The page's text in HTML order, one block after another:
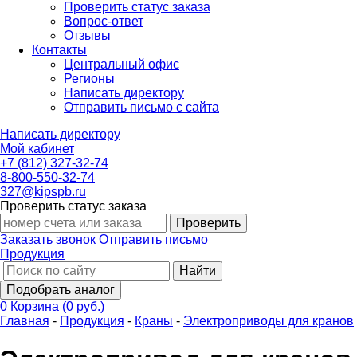
Проверить статус заказа
Вопрос-ответ
Отзывы
Контакты
Центральный офис
Регионы
Написать директору
Отправить письмо с сайта
Написать директору
Мой кабинет
+7 (812) 327-32-74
8-800-550-32-74
327@kipspb.ru
Проверить статус заказа
Проверить
Заказать звонок Отправить письмо
Продукция
Найти
Подобрать аналог
0 Корзина (0 руб.)
Главная - Продукция - Краны - Электроприводы для кранов